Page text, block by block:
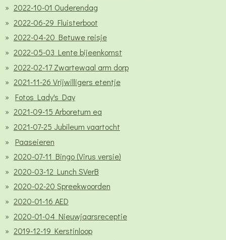
2022-10-01 Ouderendag
2022-06-29 Fluisterboot
2022-04-20 Betuwe reisje
2022-05-03 Lente bijeenkomst
2022-02-17 Zwartewaal arm dorp
2021-11-26 Vrijwilligers etentje
Fotos Lady's Day
2021-09-15 Arboretum ea
2021-07-25 Jubileum vaartocht
Paaseieren
2020-07-11 Bingo (Virus versie)
2020-03-12 Lunch SVerB
2020-02-20 Spreekwoorden
2020-01-16 AED
2020-01-04 Nieuwjaarsreceptie
2019-12-19 Kerstinloop